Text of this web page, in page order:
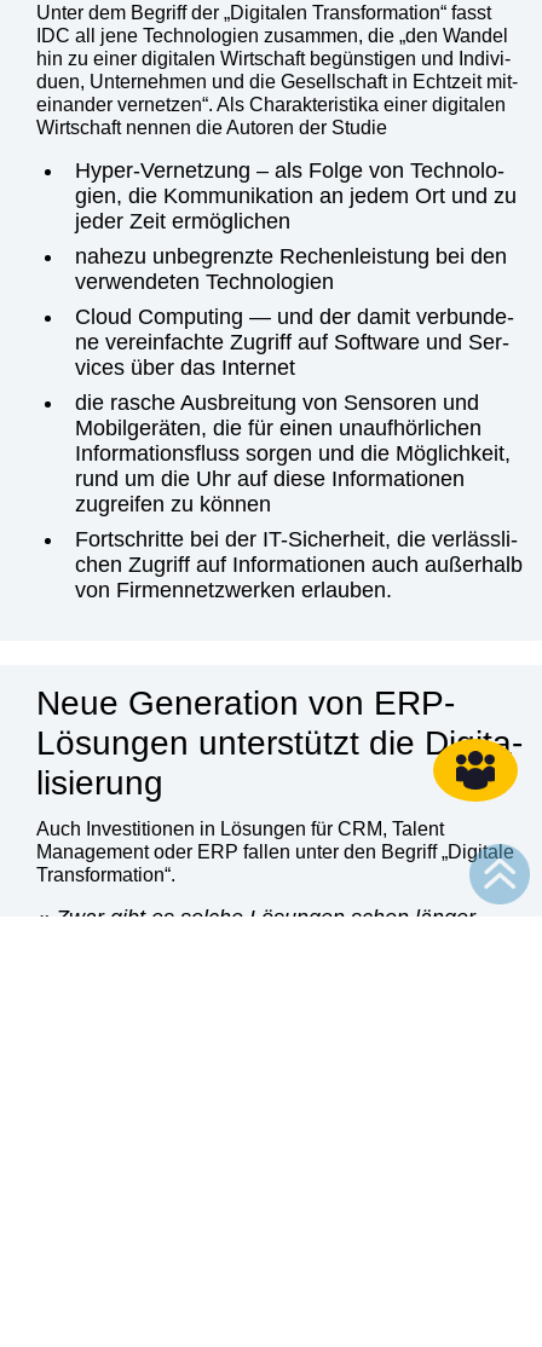
Unter dem Begriff der „Digi­ta­len Trans­for­ma­ti­on“ fasst
IDC all jene Tech­no­lo­gien zusam­men, die „den Wan­del
hin zu einer digi­ta­len Wirt­schaft begüns­ti­gen und Indi­vi­
du­en, Unter­neh­men und die Gesell­schaft in Echt­zeit mit­
ein­an­der ver­net­zen“. Als Cha­rak­te­ris­ti­ka einer digi­ta­len
Wirt­schaft nen­nen die Autoren der Stu­die
Hyper-Ver­net­zung – als Fol­ge von Tech­no­lo­
gien, die Kom­mu­ni­ka­ti­on an jedem Ort und zu
jeder Zeit ermög­li­chen
nahe­zu unbe­grenz­te Rechen­leis­tung bei den
ver­wen­de­ten Tech­no­lo­gien
Cloud Com­pu­ting — und der damit ver­bun­de­
ne ver­ein­fach­te Zugriff auf Soft­ware und Ser­
vices über das Inter­net
die rasche Aus­brei­tung von Sen­so­ren und
Mobil­ge­rä­ten, die für einen unauf­hör­li­chen
Infor­ma­ti­ons­fluss sor­gen und die Mög­lich­keit,
rund um die Uhr auf die­se Infor­ma­tio­nen
zugrei­fen zu kön­nen
Fort­schrit­te bei der IT-Sicher­heit, die ver­läss­li­
chen Zugriff auf Infor­ma­tio­nen auch außer­halb
von Fir­men­netz­wer­ken erlau­ben.
Neue Gene­ra­ti­on von ERP-
Lösun­gen unter­stützt die Digi­ta­
li­sie­rung
Auch Inves­ti­tio­nen in Lösun­gen für CRM, Talent
Manage­ment oder ERP fal­len unter den Begriff „Digi­ta­le
Trans­for­ma­ti­on“.
„Zwar gibt es sol­che Lösun­gen schon län­ger,